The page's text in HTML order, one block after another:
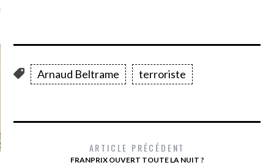
je ne parle presque que
Arnaud Beltrame terroriste
ARTICLE PRÉCÉDENT
FRANPRIX OUVERT TOUTE LA NUIT ?